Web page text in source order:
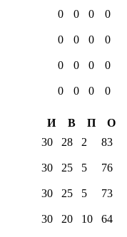
0 0 0 0
0 0 0 0
0 0 0 0
0 0 0
0
И В П
О
30 28 2 83
30 25 5 76
30 25 5 73
30 20 10 64